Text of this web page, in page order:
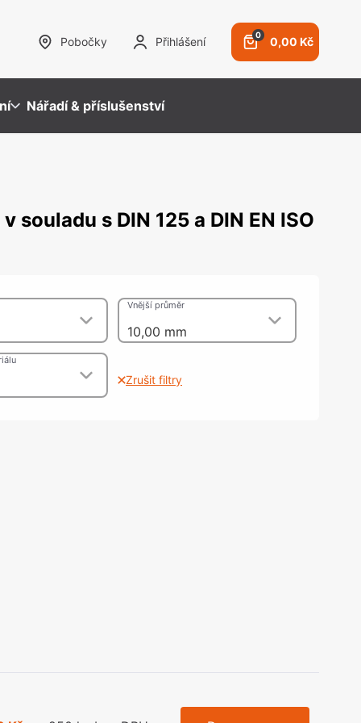
Pobočky Přihlášení 0 0,00 Kč
kování, Nohy, Nohy a
nohy, Nábytkové nohy a
nastavení
Nářadí & příslušenství
souladu s DIN 125 a DIN EN ISO
10,00 mm
Vnější průměr
Zrušit filtry